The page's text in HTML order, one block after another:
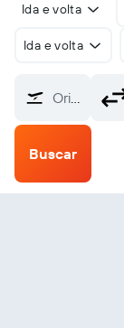
Ida e volta
Ida e volta
Origem
Buscar